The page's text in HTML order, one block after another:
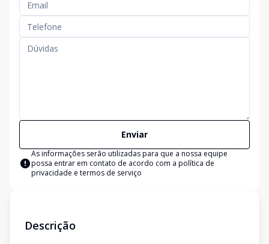
Enviar
As informações serão utilizadas para que a nossa equipe
possa entrar em contato de acordo com a política de
privacidade e termos de serviço
Descrição